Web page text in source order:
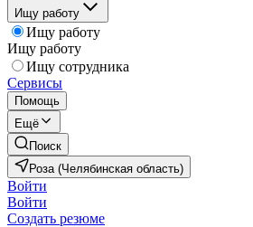
Ищу работу
Ищу работу
Ищу работу
Ищу сотрудника
Сервисы
Помощь
Ещё
Поиск
Роза (Челябинская область)
Войти
Войти
Создать резюме